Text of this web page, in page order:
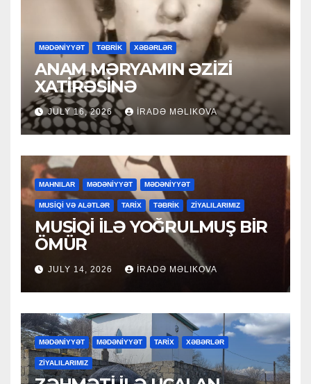
MƏDƏNİYYƏT TƏBRİK XƏBƏRLƏR
ANAM MƏRYAMIN ƏZİZİ
XATİRƏSİNƏ
JULY 16, 2026 İRADƏ MƏLIKOVA
MAHNILAR MƏDƏNİYYƏT MƏDƏNİYYƏT
MUSİQİ VƏ ALƏTLƏR TARİX TƏBRİK ZİYALILARIMIZ
MUSİQİ İLƏ YOĞRULMUŞ BİR
ÖMÜR
JULY 14, 2026 İRADƏ MƏLIKOVA
MƏDƏNİYYƏT MƏDƏNİYYƏT TARİX XƏBƏRLƏR
ZİYALILARIMIZ